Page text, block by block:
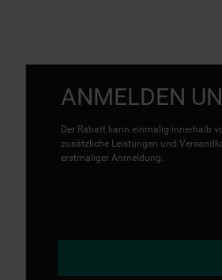
ANMELDEN
Der Rabatt kann einmalig innerhalb
zusätzliche Leistungen und
erstmaliger Anmeldung.